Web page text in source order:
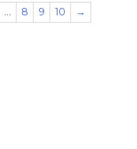
… 8 9 10 →